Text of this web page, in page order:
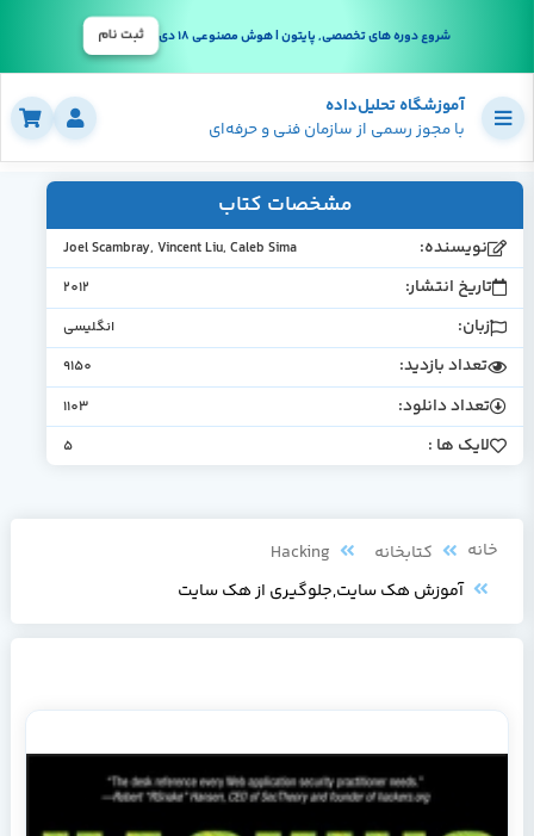
شروع دوره های تخصصی, پایتون | هوش مصنوعی 18 دی ثبت نام
آموزشگاه تحلیل‌داده
با مجوز رسمی از سازمان فنی و حرفه‌ای
مشخصات کتاب
نویسنده: Joel Scambray, Vincent Liu, Caleb Sima
تاریخ انتشار: 2012
زبان: انگلیسی
تعداد بازدید: 9150
تعداد دانلود: 1103
لایک ها : 5
خانه کتابخانه
Hacking
آموزش هك سايت,جلوگيري از هك سايت